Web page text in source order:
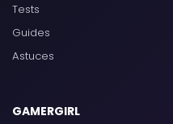
Tests
Guides
Astuces
GAMERGIRL